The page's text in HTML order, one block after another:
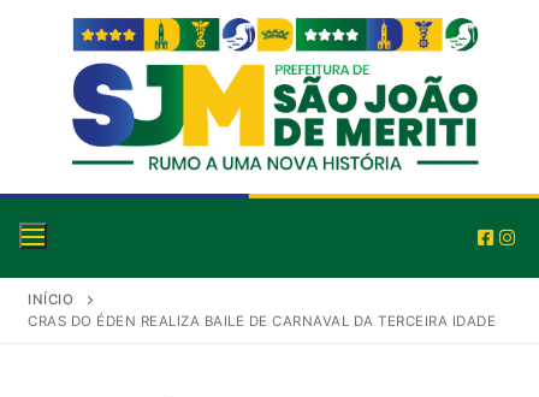
INÍCIO
CRAS DO ÉDEN REALIZA BAILE DE CARNAVAL DA TERCEIRA IDADE